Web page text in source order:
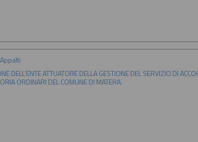
DELL'ENTE ATTUATORE DELLA GESTIONE DEL SERVIZIO DI
ORDINARI DEL COMUNE DI MATERA.